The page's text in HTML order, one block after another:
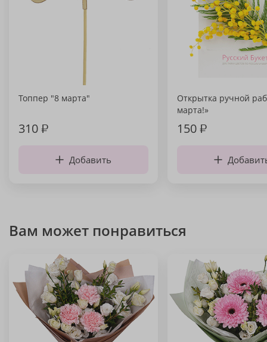
Топпер "8 марта"
310₽
Добавить
Открытка ручной
марта!»
150₽
Вам может понравиться